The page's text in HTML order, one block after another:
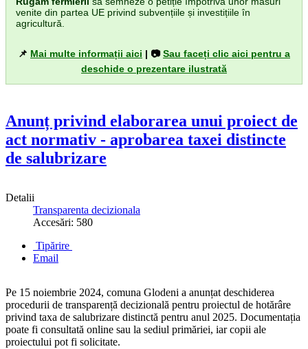
venite din partea UE privind subvențiile și investițiile în
agricultură.
📌 Mai multe informații aici | 📷Sau faceți clic aici pentru a
deschide o prezentare ilustrată
Anunț privind elaborarea unui proiect de
act normativ - aprobarea taxei distincte
de salubrizare
Detalii
Transparenta decizionala
Accesări: 580
Tipărire
Email
Pe 15 noiembrie 2024, comuna Glodeni a anunțat deschiderea
procedurii de transparență decizională pentru proiectul de hotărâre
privind taxa de salubrizare distinctă pentru anul 2025. Documentația
poate fi consultată online sau la sediul primăriei, iar copii ale
proiectului pot fi solicitate.